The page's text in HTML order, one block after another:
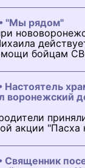
"Мы рядом"
бойцам
Настоятель
воронежский
акции "Пасха
Священник